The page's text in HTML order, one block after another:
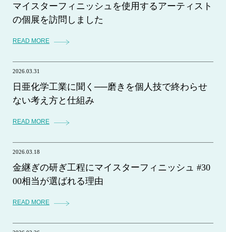
マイスターフィニッシュを使用するアーティスト
の個展を訪問しました
READ MORE
2026.03.31
日亜化学工業に聞く──磨きを個人技で終わらせ
ない考え方と仕組み
READ MORE
2026.03.18
金継ぎの研ぎ工程にマイスターフィニッシュ #30
00相当が選ばれる理由
READ MORE